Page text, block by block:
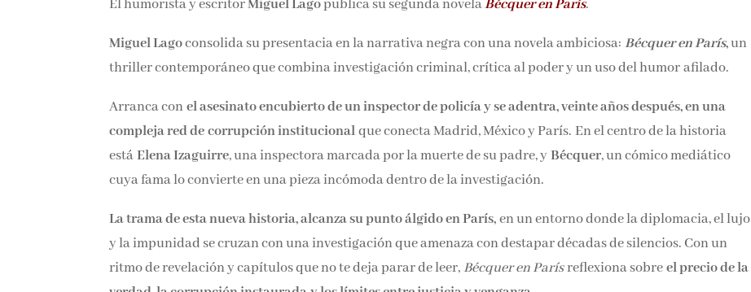
El humorista y escritorMiguel Lagopublica su segunda novelaBécquer en París.
Miguel Lagoconsolida su presentacia en la narrativa negra con una novela ambiciosa:Bécquer en París,un
thriller contemporáneo que combina investigación criminal, crítica al poder y un uso del humor afilado.
Arranca conel asesinato encubierto de un inspector de policía y se adentra, veinte años después, en una
compleja red decorrupción institucionalque conecta Madrid, México y París. En el centro de la historia
estáElena Izaguirre, una inspectora marcada por la muerte de su padre, yBécquer, un cómico mediático
cuya fama lo convierte en una pieza incómoda dentro de la investigación.
La trama de esta nueva historia, alcanza su punto álgido en París,en un entorno donde la diplomacia, el lujo
y la impunidad se cruzan con una investigación que amenaza con destapar décadas de silencios. Con un
ritmo de revelación y capítulos que no te deja parar de leer, Bécquer en Parísreflexiona sobreel precio de la